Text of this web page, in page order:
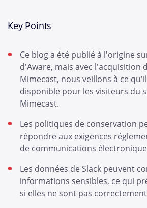
Key Points
Ce blog a été publié à l'origine
d'Aware, mais avec l'acquisition
Mimecast, nous veillons à ce
disponible pour les visiteurs du
Mimecast.
Les politiques de conservation
répondre aux exigences
de communications
Les données de Slack peuvent
informations sensibles, ce qui
si elles ne sont pas